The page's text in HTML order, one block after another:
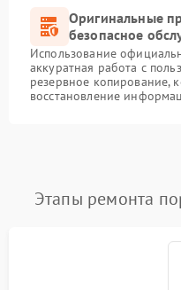
Оригинальные
безопасное
Использование
аккуратная работа с
резервное копирование,
восстановление
Этапы ремонта